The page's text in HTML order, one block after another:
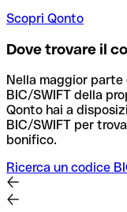
Scopri Qonto
Dove trovare il
Nella maggior
BIC/SWIFT della
Qonto hai a
BIC/SWIFT per
bonifico.
Ricerca un codice